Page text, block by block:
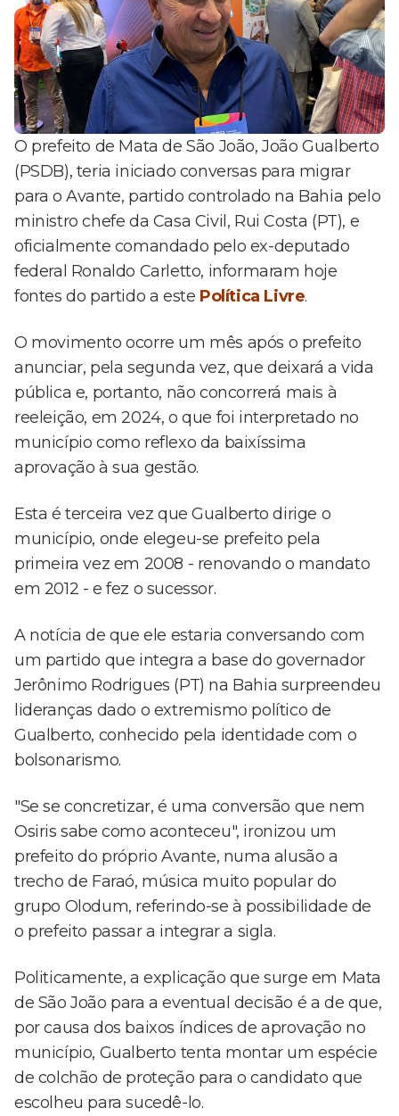
O prefeito de Mata de São João, João Gualberto
(PSDB), teria iniciado conversas para migrar
para o Avante, partido controlado na Bahia pelo
ministro chefe da Casa Civil, Rui Costa (PT), e
oficialmente comandado pelo ex-deputado
federal Ronaldo Carletto, informaram hoje
fontes do partido a este Política Livre.
O movimento ocorre um mês após o prefeito
anunciar, pela segunda vez, que deixará a vida
pública e, portanto, não concorrerá mais à
reeleição, em 2024, o que foi interpretado no
município como reflexo da baixíssima
aprovação à sua gestão.
Esta é terceira vez que Gualberto dirige o
município, onde elegeu-se prefeito pela
primeira vez em 2008 - renovando o mandato
em 2012 - e fez o sucessor.
A notícia de que ele estaria conversando com
um partido que integra a base do governador
Jerônimo Rodrigues (PT) na Bahia surpreendeu
lideranças dado o extremismo político de
Gualberto, conhecido pela identidade com o
bolsonarismo.
"Se se concretizar, é uma conversão que nem
Osiris sabe como aconteceu", ironizou um
prefeito do próprio Avante, numa alusão a
trecho de Faraó, música muito popular do
grupo Olodum, referindo-se à possibilidade de
o prefeito passar a integrar a sigla.
Politicamente, a explicação que surge em Mata
de São João para a eventual decisão é a de que,
por causa dos baixos índices de aprovação no
município, Gualberto tenta montar um espécie
de colchão de proteção para o candidato que
escolheu para sucedê-lo.